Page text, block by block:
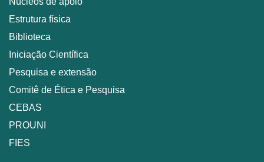
Estrutura física
Biblioteca
Iniciação Científica
Pesquisa e extensão
Comitê de Ética e Pesquisa
CEBAS
PROUNI
FIES